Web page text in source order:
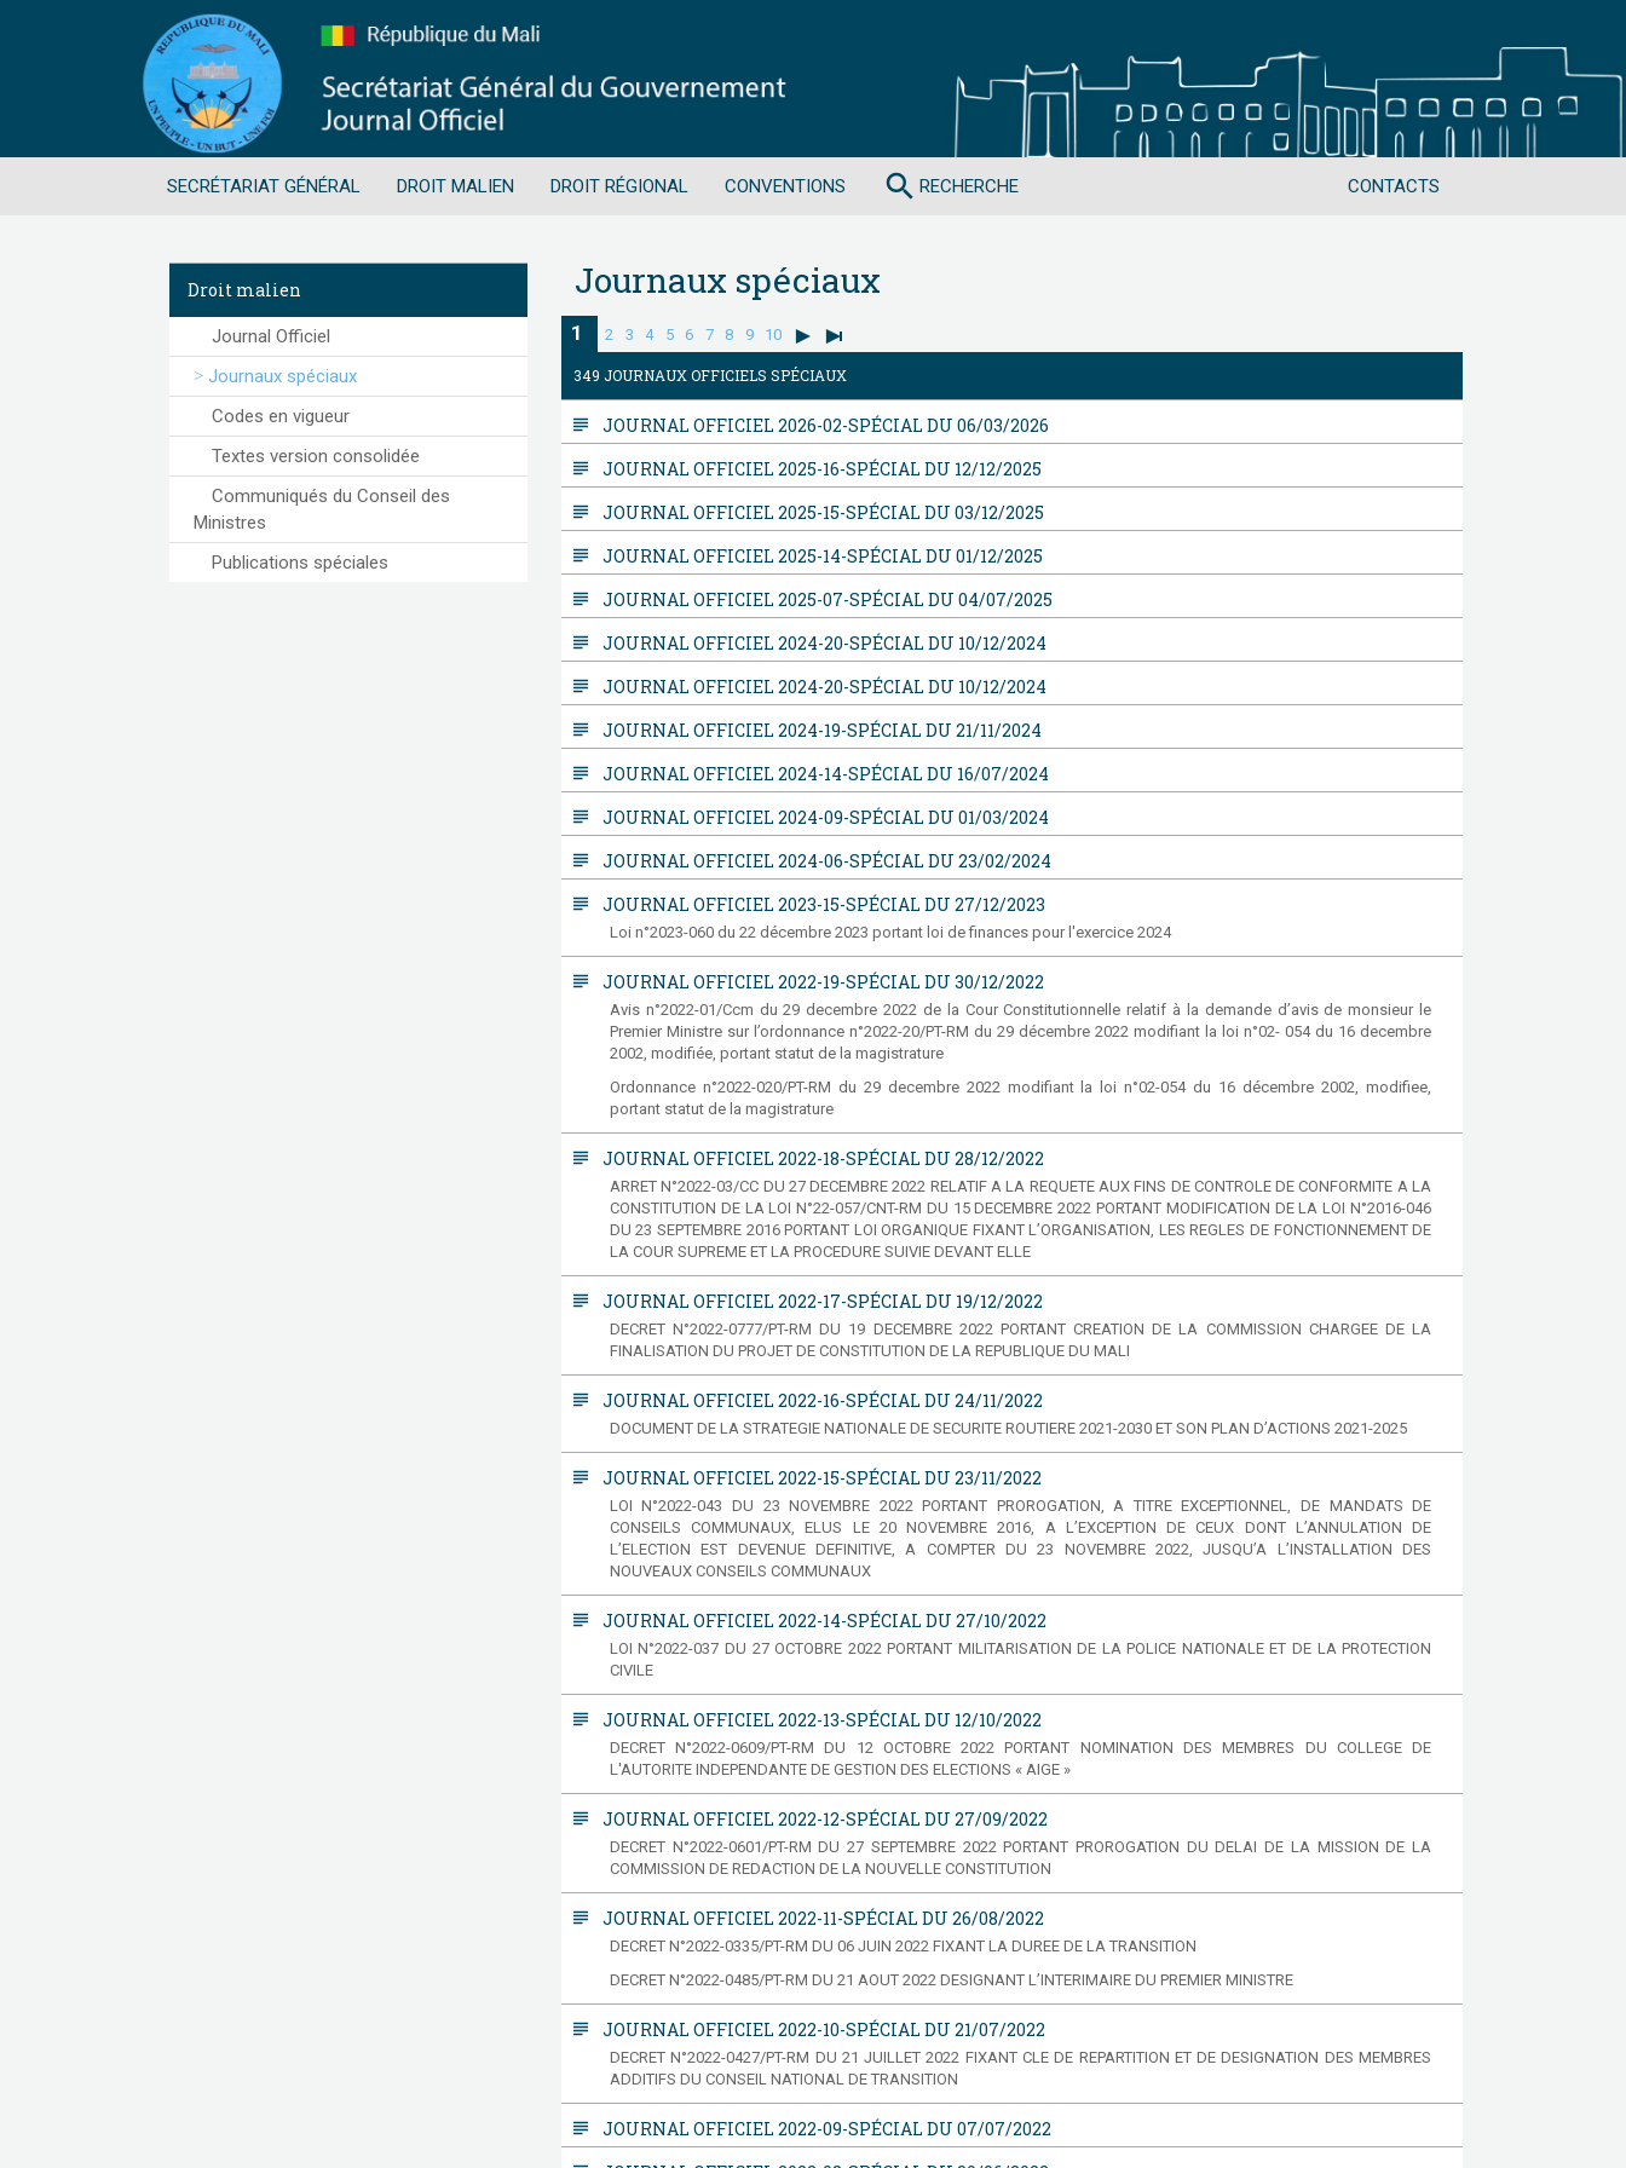
SECRÉTARIAT GÉNÉRAL DROIT MALIEN DROIT RÉGIONAL CONVENTIONS CONTACTS
search RECHERCHE
Droit malien
Journal Officiel
Journaux spéciaux
Codes en vigueur
Textes version consolidée
Communiqués du Conseil des
Ministres
Publications spéciales
Journaux spéciaux
1 2 3 4 5 6 7 8 9 10
349 JOURNAUX OFFICIELS SPÉCIAUX
subject JOURNAL OFFICIEL 2026-02-SPÉCIAL DU 06/03/2026
subject JOURNAL OFFICIEL 2025-16-SPÉCIAL DU 12/12/2025
subject JOURNAL OFFICIEL 2025-15-SPÉCIAL DU 03/12/2025
subject JOURNAL OFFICIEL 2025-14-SPÉCIAL DU 01/12/2025
subject JOURNAL OFFICIEL 2025-07-SPÉCIAL DU 04/07/2025
subject JOURNAL OFFICIEL 2024-20-SPÉCIAL DU 10/12/2024
subject JOURNAL OFFICIEL 2024-20-SPÉCIAL DU 10/12/2024
subject JOURNAL OFFICIEL 2024-19-SPÉCIAL DU 21/11/2024
subject JOURNAL OFFICIEL 2024-14-SPÉCIAL DU 16/07/2024
subject JOURNAL OFFICIEL 2024-09-SPÉCIAL DU 01/03/2024
subject JOURNAL OFFICIEL 2024-06-SPÉCIAL DU 23/02/2024
subject JOURNAL OFFICIEL 2023-15-SPÉCIAL DU 27/12/2023
Loi n°2023-060 du 22 décembre 2023 portant loi de finances pour l'exercice 2024
subject JOURNAL OFFICIEL 2022-19-SPÉCIAL DU 30/12/2022
Avis n°2022-01/Ccm du 29 decembre 2022 de la Cour Constitutionnelle relatif à la demande d’avis de monsieur le
Premier Ministre sur l’ordonnance n°2022-20/PT-RM du 29 décembre 2022 modifiant la loi n°02- 054 du 16 decembre
2002, modifiée, portant statut de la magistrature
Ordonnance n°2022-020/PT-RM du 29 decembre 2022 modifiant la loi n°02-054 du 16 décembre 2002, modifiee,
portant statut de la magistrature
subject JOURNAL OFFICIEL 2022-18-SPÉCIAL DU 28/12/2022
ARRET N°2022-03/CC DU 27 DECEMBRE 2022 RELATIF A LA REQUETE AUX FINS DE CONTROLE DE CONFORMITE A LA
CONSTITUTION DE LA LOI N°22-057/CNT-RM DU 15 DECEMBRE 2022 PORTANT MODIFICATION DE LA LOI N°2016-046
DU 23 SEPTEMBRE 2016 PORTANT LOI ORGANIQUE FIXANT L’ORGANISATION, LES REGLES DE FONCTIONNEMENT DE
LA COUR SUPREME ET LA PROCEDURE SUIVIE DEVANT ELLE
subject JOURNAL OFFICIEL 2022-17-SPÉCIAL DU 19/12/2022
DECRET N°2022-0777/PT-RM DU 19 DECEMBRE 2022 PORTANT CREATION DE LA COMMISSION CHARGEE DE LA
FINALISATION DU PROJET DE CONSTITUTION DE LA REPUBLIQUE DU MALI
subject JOURNAL OFFICIEL 2022-16-SPÉCIAL DU 24/11/2022
DOCUMENT DE LA STRATEGIE NATIONALE DE SECURITE ROUTIERE 2021-2030 ET SON PLAN D’ACTIONS 2021-2025
subject JOURNAL OFFICIEL 2022-15-SPÉCIAL DU 23/11/2022
LOI N°2022-043 DU 23 NOVEMBRE 2022 PORTANT PROROGATION, A TITRE EXCEPTIONNEL, DE MANDATS DE
CONSEILS COMMUNAUX, ELUS LE 20 NOVEMBRE 2016, A L’EXCEPTION DE CEUX DONT L’ANNULATION DE
L’ELECTION EST DEVENUE DEFINITIVE, A COMPTER DU 23 NOVEMBRE 2022, JUSQU’A L’INSTALLATION DES
NOUVEAUX CONSEILS COMMUNAUX
subject JOURNAL OFFICIEL 2022-14-SPÉCIAL DU 27/10/2022
LOI N°2022-037 DU 27 OCTOBRE 2022 PORTANT MILITARISATION DE LA POLICE NATIONALE ET DE LA PROTECTION
CIVILE
subject JOURNAL OFFICIEL 2022-13-SPÉCIAL DU 12/10/2022
DECRET N°2022-0609/PT-RM DU 12 OCTOBRE 2022 PORTANT NOMINATION DES MEMBRES DU COLLEGE DE
L'AUTORITE INDEPENDANTE DE GESTION DES ELECTIONS « AIGE »
subject JOURNAL OFFICIEL 2022-12-SPÉCIAL DU 27/09/2022
DECRET N°2022-0601/PT-RM DU 27 SEPTEMBRE 2022 PORTANT PROROGATION DU DELAI DE LA MISSION DE LA
COMMISSION DE REDACTION DE LA NOUVELLE CONSTITUTION
subject JOURNAL OFFICIEL 2022-11-SPÉCIAL DU 26/08/2022
DECRET N°2022-0335/PT-RM DU 06 JUIN 2022 FIXANT LA DUREE DE LA TRANSITION
DECRET N°2022-0485/PT-RM DU 21 AOUT 2022 DESIGNANT L’INTERIMAIRE DU PREMIER MINISTRE
subject JOURNAL OFFICIEL 2022-10-SPÉCIAL DU 21/07/2022
DECRET N°2022-0427/PT-RM DU 21 JUILLET 2022 FIXANT CLE DE REPARTITION ET DE DESIGNATION DES MEMBRES
ADDITIFS DU CONSEIL NATIONAL DE TRANSITION
subject JOURNAL OFFICIEL 2022-09-SPÉCIAL DU 07/07/2022